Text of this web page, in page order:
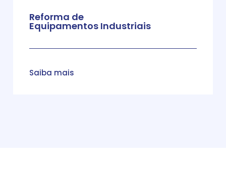
Reforma de
Equipamentos Industriais
Saiba mais